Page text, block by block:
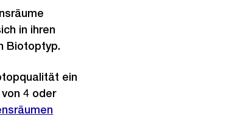
in ihren
Biotoptyp.
ein
4 oder